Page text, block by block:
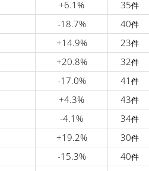
+6.1% 35件
-18.7% 40件
+14.9% 23件
+20.8% 32件
-17.0% 41 件
+4.3% 43件
-4.1% 34件
+19.2% 30件
-15.3% 40件